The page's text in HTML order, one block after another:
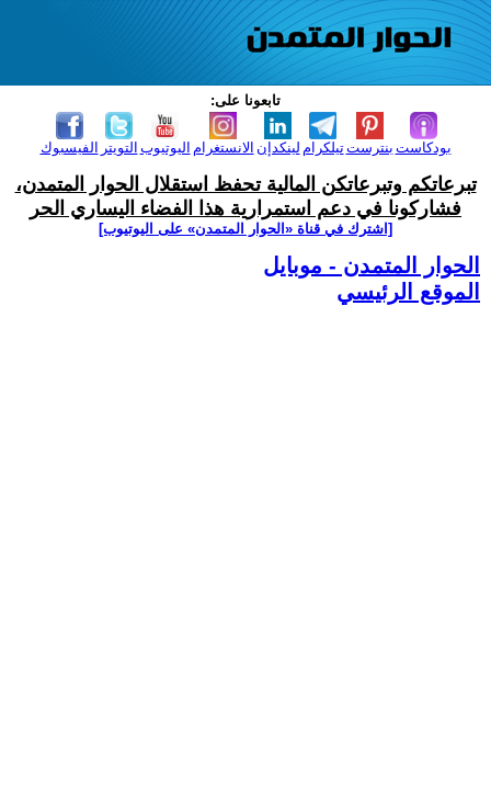
تابعونا على:
الفيسبوك التويتر اليوتيوب الانستغرام لينكدإن تيلكرامبنترست بودكاست
تبرعاتكم وتبرعاتكن المالية تحفظ استقلال الحوار المتمدن،
فشاركونا في دعم استمرارية هذا الفضاء اليساري الحر
[اشترك في قناة ‫«الحوار المتمدن» على اليوتيوب]
الحوار المتمدن - موبايل
الموقع الرئيسي